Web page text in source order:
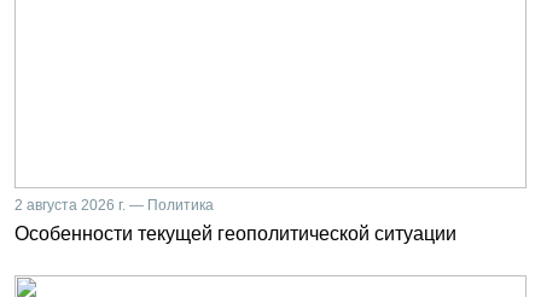
2 августа 2026 г. — Политика
Особенности текущей геополитической ситуации